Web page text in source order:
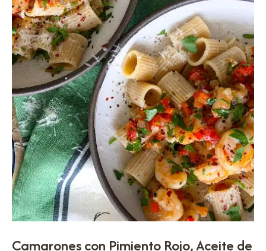
Camarones con Pimiento Rojo, Aceite de